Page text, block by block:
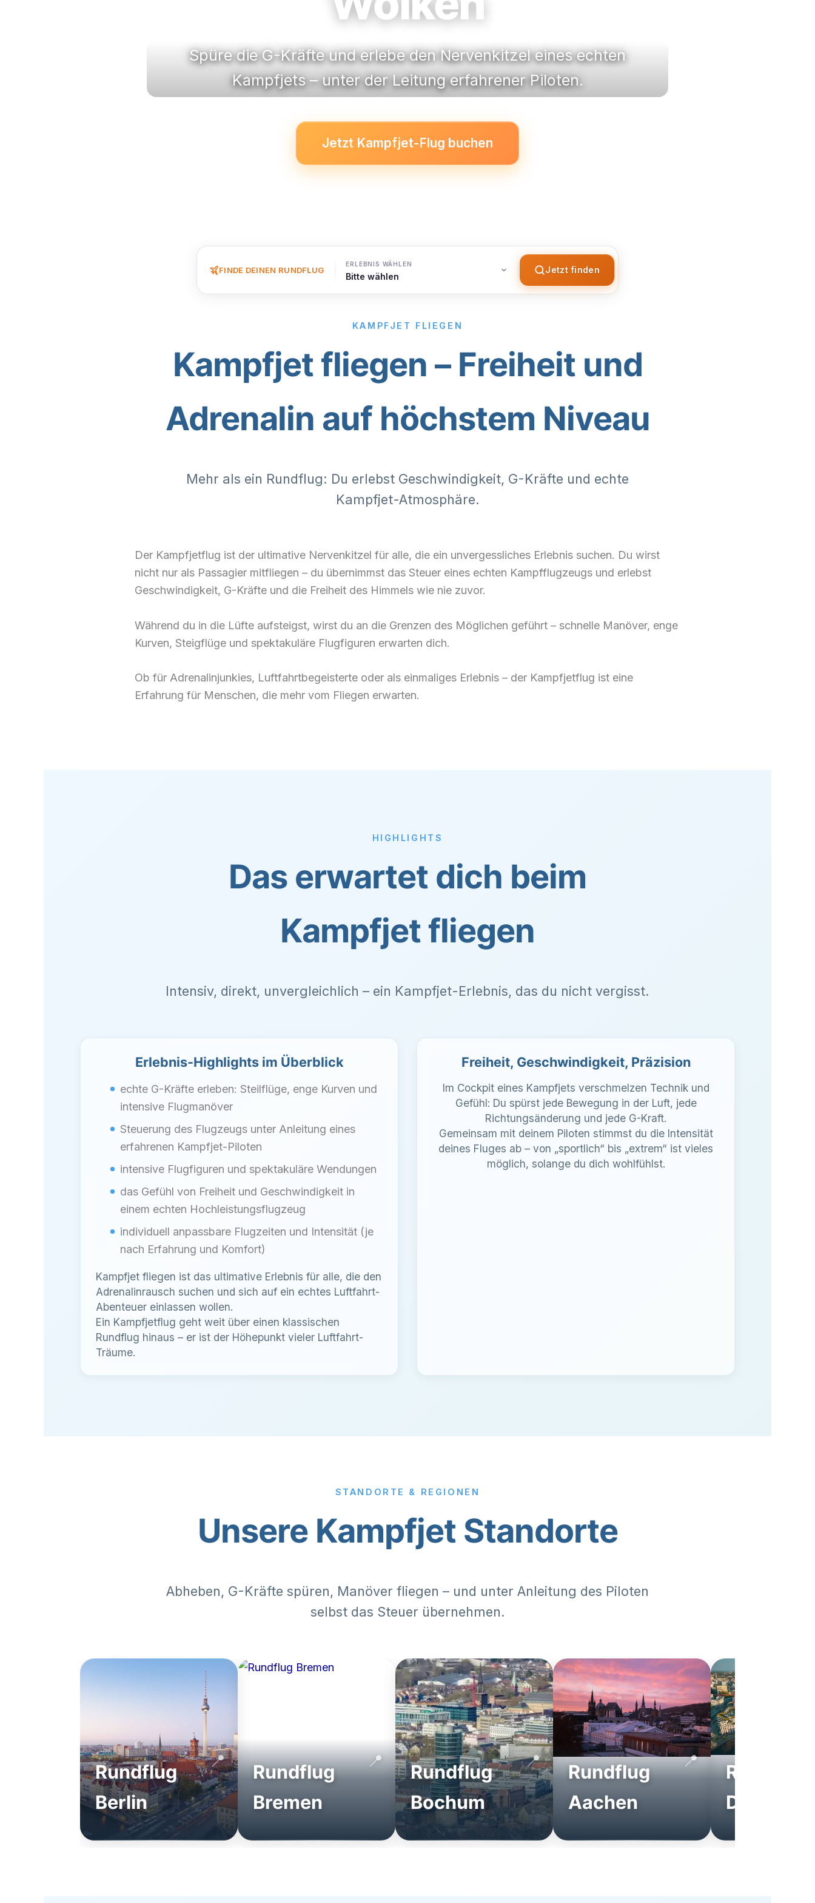
Spüre die G-Kräfte und erlebe den Nervenkitzel eines echten
Kampfjets – unter der Leitung erfahrener Piloten.
Jetzt Kampfjet-Flug buchen
FINDE DEINEN RUNDFLUG
ERLEBNIS WÄHLEN
Bitte wählen
Jetzt finden
KAMPFJET FLIEGEN
Kampfjet fliegen – Freiheit und
Adrenalin auf höchstem Niveau
Mehr als ein Rundflug: Du erlebst Geschwindigkeit, G-Kräfte und echte
Kampfjet-Atmosphäre.
Der Kampfjetflug ist der ultimative Nervenkitzel für alle, die ein unvergessliches Erlebnis suchen. Du wirst
nicht nur als Passagier mitfliegen – du übernimmst das Steuer eines echten Kampfflugzeugs und erlebst
Geschwindigkeit, G-Kräfte und die Freiheit des Himmels wie nie zuvor.
Während du in die Lüfte aufsteigst, wirst du an die Grenzen des Möglichen geführt – schnelle Manöver, enge
Kurven, Steigflüge und spektakuläre Flugfiguren erwarten dich.
Ob für Adrenalinjunkies, Luftfahrtbegeisterte oder als einmaliges Erlebnis – der Kampfjetflug ist eine
Erfahrung für Menschen, die mehr vom Fliegen erwarten.
HIGHLIGHTS
Das erwartet dich beim
Kampfjet fliegen
Intensiv, direkt, unvergleichlich – ein Kampfjet-Erlebnis, das du nicht vergisst.
Erlebnis-Highlights im Überblick
echte G-Kräfte erleben: Steilflüge, enge Kurven und
intensive Flugmanöver
Steuerung des Flugzeugs unter Anleitung eines
erfahrenen Kampfjet-Piloten
intensive Flugfiguren und spektakuläre Wendungen
das Gefühl von Freiheit und Geschwindigkeit in
einem echten Hochleistungsflugzeug
individuell anpassbare Flugzeiten und Intensität (je
nach Erfahrung und Komfort)
Kampfjet fliegen ist das ultimative Erlebnis für alle, die den
Adrenalinrausch suchen und sich auf ein echtes Luftfahrt-
Abenteuer einlassen wollen.
Ein Kampfjetflug geht weit über einen klassischen
Rundflug hinaus – er ist der Höhepunkt vieler Luftfahrt-
Träume.
Freiheit, Geschwindigkeit, Präzision
Im Cockpit eines Kampfjets verschmelzen Technik und
Gefühl: Du spürst jede Bewegung in der Luft, jede
Richtungsänderung und jede G-Kraft.
Gemeinsam mit deinem Piloten stimmst du die Intensität
deines Fluges ab – von „sportlich“ bis „extrem“ ist vieles
möglich, solange du dich wohlfühlst.
STANDORTE & REGIONEN
Unsere Kampfjet Standorte
Abheben, G-Kräfte spüren, Manöver fliegen – und unter Anleitung des Piloten
selbst das Steuer übernehmen.
Rundflug
Berlin
Rundflug
Bremen
Rundflug
Bochum
Rundflug
Aachen
Rundflug